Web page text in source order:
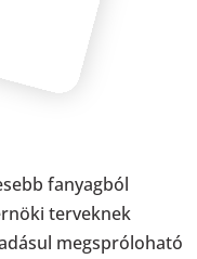
fanyagból
terveknek
megspróloható